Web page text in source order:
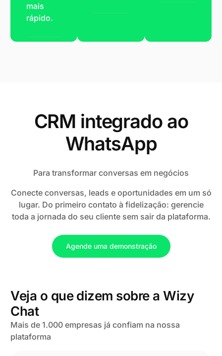
mais
rápido.
CRM integrado ao
WhatsApp
Para transformar conversas em negócios
Conecte conversas, leads e oportunidades em um só
lugar. Do primeiro contato à fidelização: gerencie
toda a jornada do seu cliente sem sair da plataforma.
Agende uma demonstração
Veja o que dizem sobre a Wizy
Chat
Mais de 1.000 empresas já confiam na nossa
plataforma